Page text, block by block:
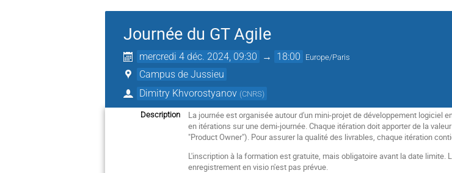
Journée du GT Agile
mercredi 4 déc. 2024, 09:30 → 18:00 Europe/Paris
Campus de Jussieu
Dimitry Khvorostyanov (CNRS)
Description
La journée est organisée autour d'un mini-projet de développement logiciel
en itérations sur une demi-journée. Chaque itération doit apporter de la
"Product Owner"). Pour assurer la qualité des livrables, chaque itération
L'inscription à la formation est gratuite, mais obligatoire avant la date
enregistrement en visio n'est pas prévue.